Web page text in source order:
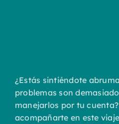
¿Estás sintiéndote
problemas son
manejarlos por tu
acompañarte en este